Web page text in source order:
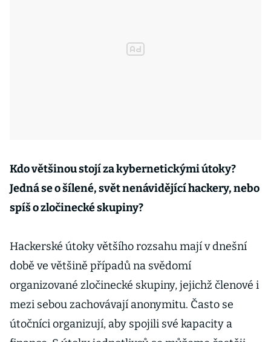
Kdo většinou stojí za kybernetickými útoky?
Jedná se o šílené, svět nenávidějící hackery, nebo
spíš o zločinecké skupiny?
Hackerské útoky většího rozsahu mají v dnešní
době ve většině případů na svědomí
organizované zločinecké skupiny, jejichž členové i
mezi sebou zachovávají anonymitu. Často se
útočníci organizují, aby spojili své kapacity a